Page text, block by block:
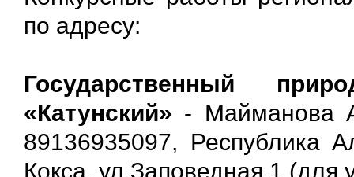
по адресу:
Государственный
«Катунский» - Майманова
89136935097, Республика
Кокса, ул.Заповедная,1 (для